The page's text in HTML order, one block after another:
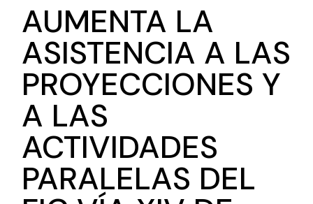
AUMENTA LA
ASISTENCIA A LAS
PROYECCIONES Y
A LAS
ACTIVIDADES
PARALELAS DEL